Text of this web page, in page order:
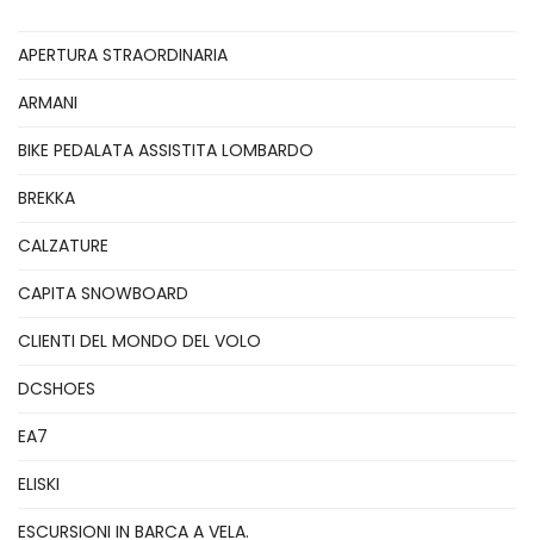
APERTURA STRAORDINARIA
ARMANI
BIKE PEDALATA ASSISTITA LOMBARDO
BREKKA
CALZATURE
CAPITA SNOWBOARD
CLIENTI DEL MONDO DEL VOLO
DCSHOES
EA7
ELISKI
ESCURSIONI IN BARCA A VELA.